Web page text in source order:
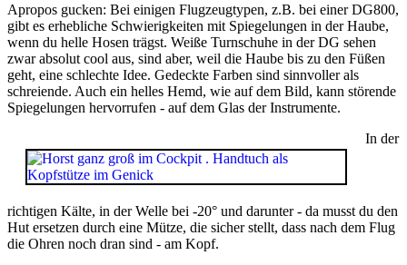
Apropos gucken: Bei einigen Flugzeugtypen, z.B. bei einer DG800,
gibt es erhebliche Schwierigkeiten mit Spiegelungen in der Haube,
wenn du helle Hosen trägst. Weiße Turnschuhe in der DG sehen
zwar absolut cool aus, sind aber, weil die Haube bis zu den Füßen
geht, eine schlechte Idee. Gedeckte Farben sind sinnvoller als
schreiende. Auch ein helles Hemd, wie auf dem Bild, kann störende
Spiegelungen hervorrufen - auf dem Glas der Instrumente.
In der
richtigen Kälte, in der Welle bei -20° und darunter - da musst du den
Hut ersetzen durch eine Mütze, die sicher stellt, dass nach dem Flug
die Ohren noch dran sind - am Kopf.